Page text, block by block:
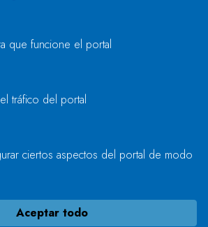
error al cargar el campo
que funcione el portal
tráfico del portal
ciertos aspectos del portal de modo
Aceptar todo